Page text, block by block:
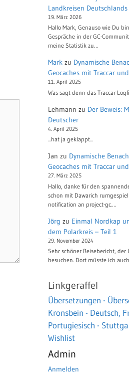
Landkreisen Deutschlands
19. März 2026
Hallo Mark, Genauso wie Du
Gespräche in der GC-
meine Statistik zu…
Mark zu Dynamische
Geocaches mit Traccar
11. April 2025
Was sagt denn das Traccar-
Lehmann zu Der Beweis:
Deutscher
4. April 2025
...hat ja geklappt...
Jan zu Dynamische
Geocaches mit Traccar
27. März 2025
Hallo, danke für den
schon mit Dawarich
notification an project-gc.…
Jörg zu Einmal Nordkap
dem Polarkreis – Teil 1
29. November 2024
Sehr schöner Reisebericht, der
besuchen. Dort müsste ich
Linkgeraffel
Übersetzungen -
Kronsbein - Deutsch,
Portugiesisch -
Wishlist
Admin
Anmelden